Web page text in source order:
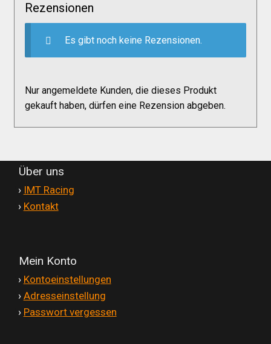
Rezensionen
Es gibt noch keine Rezensionen.
Nur angemeldete Kunden, die dieses Produkt
gekauft haben, dürfen eine Rezension abgeben.
Über uns
› IMT Racing
› Kontakt
Mein Konto
› Kontoeinstellungen
› Adresseinstellung
› Passwort vergessen